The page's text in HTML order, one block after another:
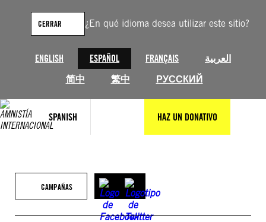
¿En qué idioma desea utilizar este sitio?
ENGLISH ESPAÑOL FRANÇAIS
العربية
简中
繁中 РУССКИЙ
CERRAR
SPANISH HAZ UN DONATIVO
contenido
CAMPAÑAS